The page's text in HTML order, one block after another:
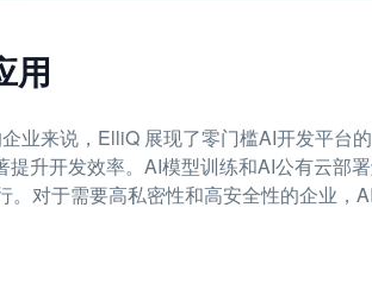
用
业来说，ElliQ 展现了零门槛AI开发平台
升开发效率。AI模型训练和AI公有云部
对于需要高私密性和高安全性的企业，